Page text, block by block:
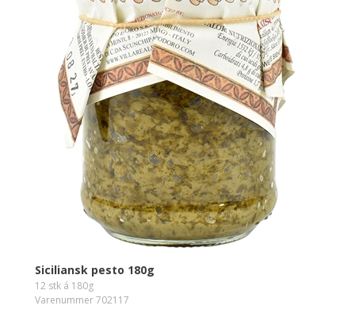
Siciliansk pesto 180g
12 stk á 180g
Varenummer 702117